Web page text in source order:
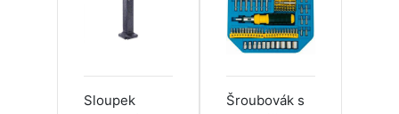
Sloupek
Šroubovák s